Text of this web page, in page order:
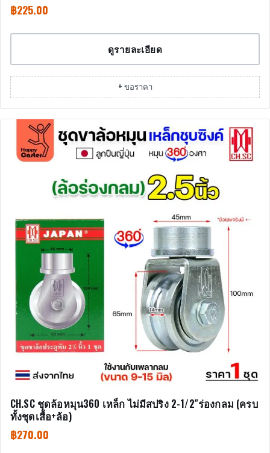
฿225.00
ดูรายละเอียด
+ ขอราคา
CH.SC ชุดล้อหมุน360 เหล็ก ไม่มีสปริง 2-1/2″ร่องกลม (ครบ
ทั้งชุดเสื้อ+ล้อ)
฿270.00